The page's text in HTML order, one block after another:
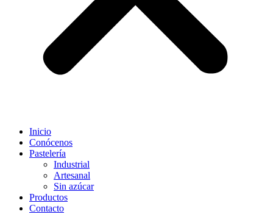
Inicio
Conócenos
Pastelería
Industrial
Artesanal
Sin azúcar
Productos
Contacto